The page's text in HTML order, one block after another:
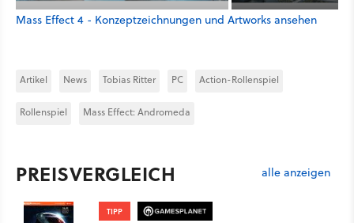
Mass Effect 4 - Konzeptzeichnungen und Artworks ansehen
Artikel News Tobias Ritter PC Action-Rollenspiel
Rollenspiel Mass Effect: Andromeda
PREISVERGLEICH alle anzeigen
TIPP